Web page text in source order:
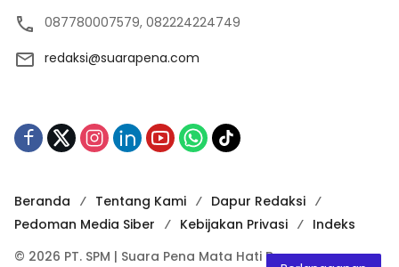
087780007579, 082224224749
redaksi@suarapena.com
Beranda Tentang Kami
Dapur Redaksi
Pedoman Media Siber
Kebijakan Privasi
Indeks
© 2026 PT. SPM | Suara Pena Mata Hati Bangsa